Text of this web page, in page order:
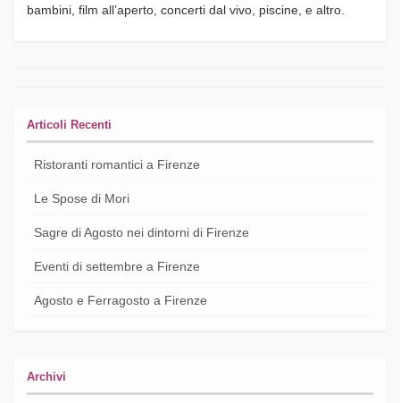
bambini, film all’aperto, concerti dal vivo, piscine, e altro.
Articoli Recenti
Ristoranti romantici a Firenze
Le Spose di Mori
Sagre di Agosto nei dintorni di Firenze
Eventi di settembre a Firenze
Agosto e Ferragosto a Firenze
Archivi